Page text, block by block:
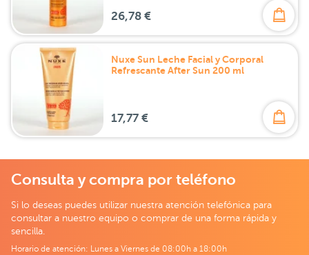
26,78 €
Nuxe Sun Leche Facial y Corporal
Refrescante After Sun 200 ml
17,77 €
Consulta y compra por teléfono
Si lo deseas puedes utilizar nuestra atención telefónica para
consultar a nuestro equipo o comprar de una forma rápida y
sencilla.
Horario de atención: Lunes a Viernes de 08:00h a 18:00h